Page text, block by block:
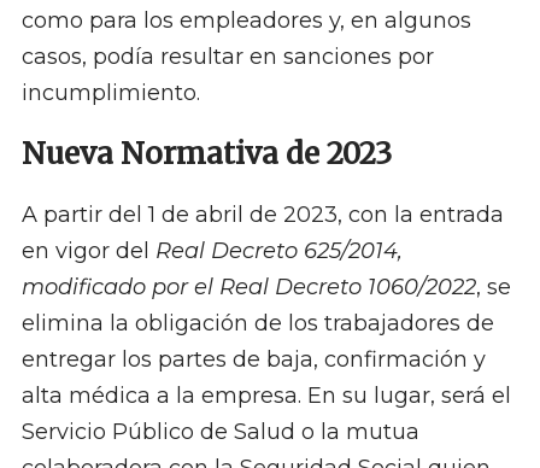
como para los empleadores y, en algunos
casos, podía resultar en sanciones por
incumplimiento.
Nueva Normativa de 2023
A partir del 1 de abril de 2023, con la entrada
en vigor del Real Decreto 625/2014,
modificado por el Real Decreto 1060/2022, se
elimina la obligación de los trabajadores de
entregar los partes de baja, confirmación y
alta médica a la empresa. En su lugar, será el
Servicio Público de Salud o la mutua